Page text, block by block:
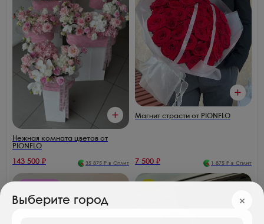
Нежная комната цветов от
PIONFLO
143 500 ₽ 35 875 ₽ в Сплит
Магнит страсти от PIONFLO
7 500 ₽ 1 875 ₽ в Сплит
Выберите город